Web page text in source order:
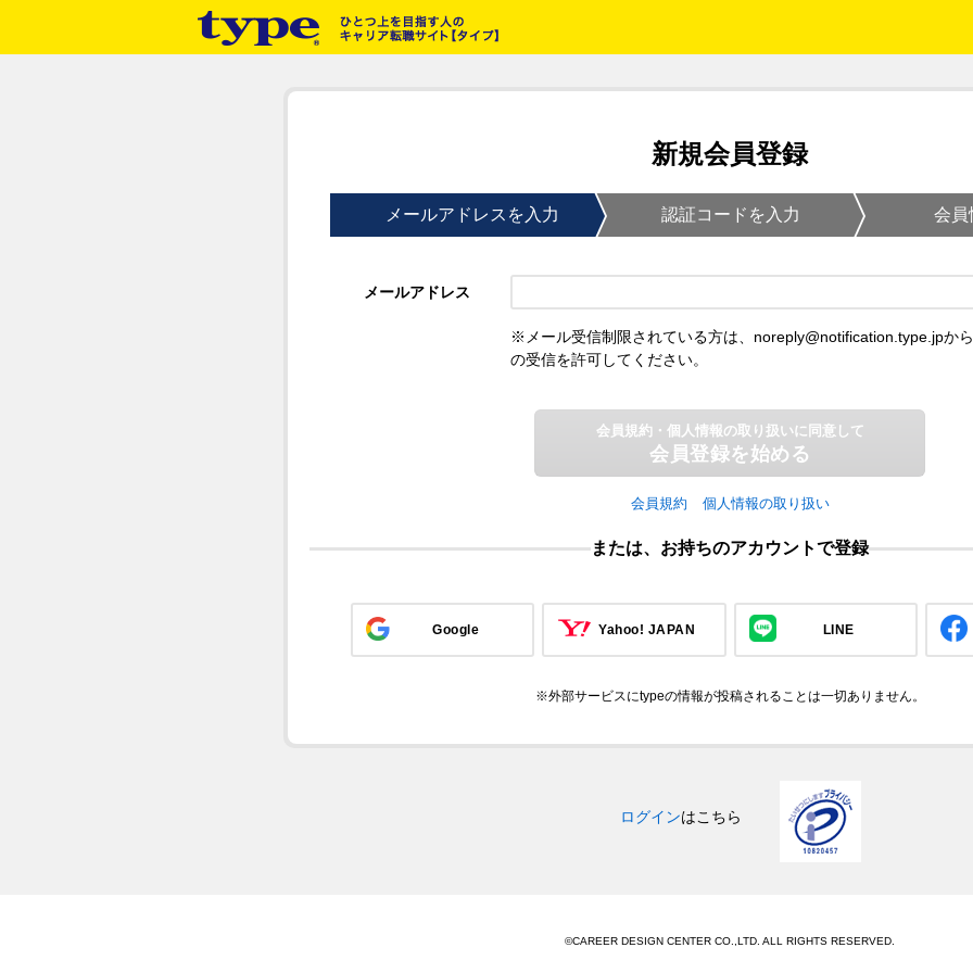
新規会員登録
メールアドレスを入力 認証コードを入力 会員
メールアドレス
※メール受信制限されている方は、noreply@notification.type.jpから
の受信を許可してください。
会員規約・個人情報の取り扱いに同意して
会員登録を始める
会員規約 個人情報の取り扱い
または、お持ちのアカウントで登録
Google Yahoo! JAPAN LINE
※外部サービスにtypeの情報が投稿されることは一切ありません。
ログインはこちら
©CAREER DESIGN CENTER CO.,LTD. ALL RIGHTS RESERVED.